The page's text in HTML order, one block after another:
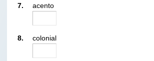
7. acento
8. colonial